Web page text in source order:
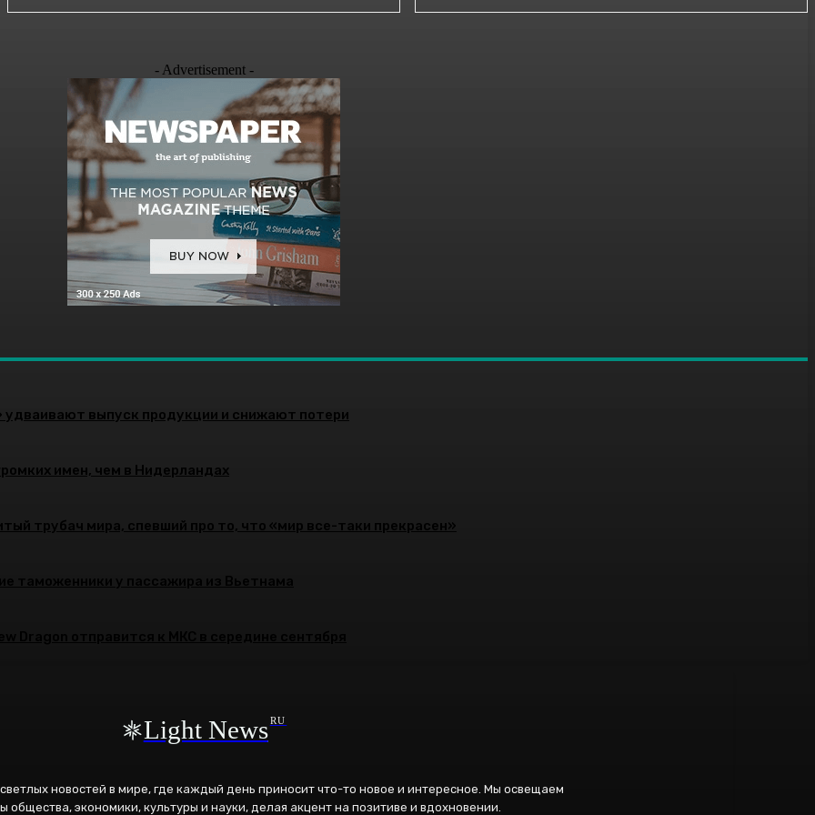
- Advertisement -
выпуск продукции и снижают потери
имен, чем в Нидерландах
трубач мира, спевший про то, что «мир все-таки прекрасен»
Light NewsRU
новостей в мире, где каждый день приносит что-то новое и интересное. Мы освещаем
общества, экономики, культуры и науки, делая акцент на позитиве и вдохновении.